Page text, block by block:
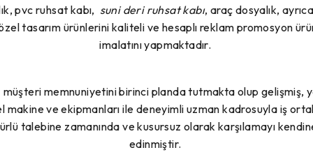
pvc ruhsat kabı, suni deri ruhsat kabı, araç dosyalık,
tasarım ürünlerini kaliteli ve hesaplı reklam promosyon
imalatını yapmaktadır.
müşteri memnuniyetini birinci planda tutmakta olup gelişmiş,
makine ve ekipmanları ile deneyimli uzman kadrosuyla iş
talebine zamanında ve kusursuz olarak karşılamayı
edinmiştir.